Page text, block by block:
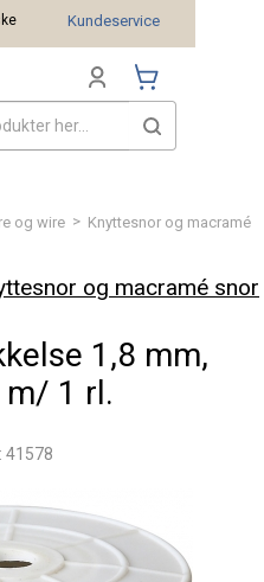
og wire > Knyttesnor og macramé
og macramé snor
1,8 mm,
1 rl.
41578
Kundeservice